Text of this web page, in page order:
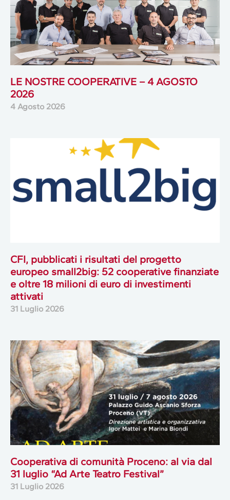
LE NOSTRE COOPERATIVE – 4 AGOSTO
2026
4 Agosto 2026
CFI, pubblicati i risultati del progetto
europeo small2big: 52 cooperative finanziate
e oltre 18 milioni di euro di investimenti
attivati
31 Luglio 2026
Cooperativa di comunità Proceno: al via dal
31 luglio “Ad Arte Teatro Festival”
31 Luglio 2026